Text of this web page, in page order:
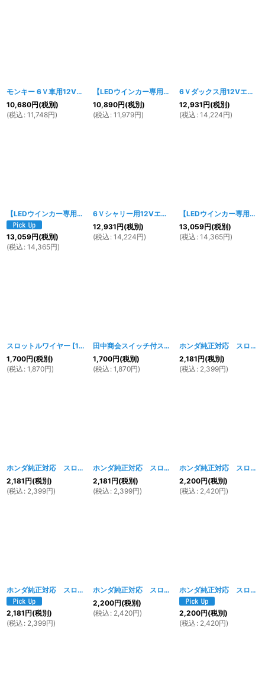
モンキー 6Ｖ車用12Vエンジン換装 ハーネスフルセット [915w ]
10,680円(税別)
(税込 : 11,748円)
【LEDウインカー専用】モンキー 6Ｖ車用12Vエンジン換装 ハーネスフルセット
10,890円(税別)
(税込 : 11,979円)
6Ｖダックス用12Vエンジン換装 ハーネスフルセット
12,931円(税別)
(税込 : 14,224円)
【LEDウインカー専用】6Ｖダックス用12Vエンジン換装 ハーネスフルセット
13,059円(税別)
(税込 : 14,365円)
6Ｖシャリー用12Vエンジン換装 ハーネスフルセット
12,931円(税別)
(税込 : 14,224円)
【LEDウインカー専用】6Ｖシャリー用12Vエンジン換装 ハーネスフルセット
13,059円(税別)
(税込 : 14,365円)
スロットルワイヤー [188w
]
1,700円(税別)
(税込 : 1,870円)
田中商会スイッチ付スロットルホルダー用スロットルワイヤー 930mm
1,700円(税別)
(税込 : 1,870円)
ホンダ純正対応 スロットルワイヤー 595mm
2,181円(税別)
(税込 : 2,399円)
ホンダ純正対応 スロットルワイヤー 680mm [1814w]
2,181円(税別)
(税込 : 2,399円)
ホンダ純正対応 スロットルワイヤー 725mm [
2,181円(税別)
(税込 : 2,399円)
ホンダ純正対応 スロットルワイヤー 825mm
2,200円(税別)
(税込 : 2,420円)
ホンダ純正対応 スロットルワイヤー 810mm [1815w]
2,181円(税別)
(税込 : 2,399円)
ホンダ純正対応 スロットルワイヤー 925mm~1125mm
2,200円(税別)
(税込 : 2,420円)
ホンダ純正対応 スロットルワイヤー 1110mm
2,200円(税別)
(税込 : 2,420円)